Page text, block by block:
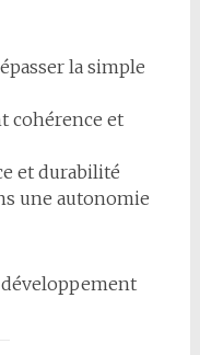
la simple
cohérence et
et durabilité
une autonomie